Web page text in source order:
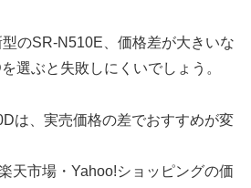
のSR-N510E、価格差が大きいな
選ぶと失敗しにくいでしょう。
は、実売価格の差でおすすめが変
天市場・Yahoo!ショッピングの価